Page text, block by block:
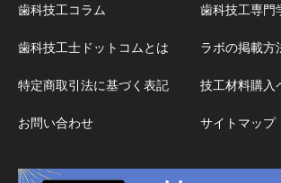
歯科技工コラム
歯科技工士ドットコムとは
特定商取引法に基づく表記
お問い合わせ
歯科技工専門
ラボの掲載方
技工材料購入
サイトマップ